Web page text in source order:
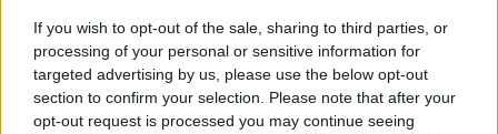
If you wish to opt-out of the sale, sharing to third parties, or
processing of your personal or sensitive information for
targeted advertising by us, please use the below opt-out
section to confirm your selection. Please note that after your
opt-out request is processed you may continue seeing
станат крцкави.
Послужете ги малку изладени како ужина или
со омилен посен намаз.
© Vecer.mk, правата за текстот се на редакцијата